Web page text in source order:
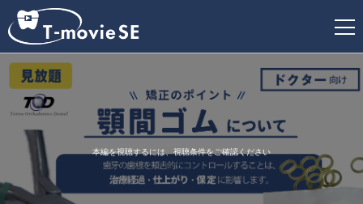
新
本編を視聴するには、視聴条件をご確認ください